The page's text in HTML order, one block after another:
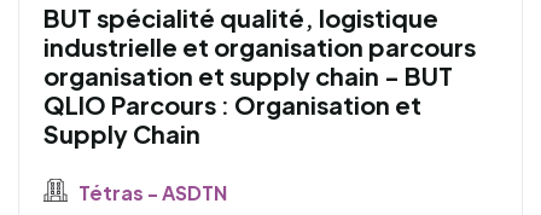
BUT spécialité qualité, logistique
industrielle et organisation parcours
organisation et supply chain - BUT
QLIO Parcours : Organisation et
Supply Chain
Tétras - ASDTN